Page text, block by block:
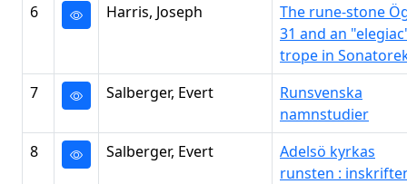
6
Harris, Joseph
The rune-stone
31 and an
trope in
7
Salberger, Evert
Runsvenska
namnstudier
8
Salberger, Evert
Adelsö kyrkas
runsten :